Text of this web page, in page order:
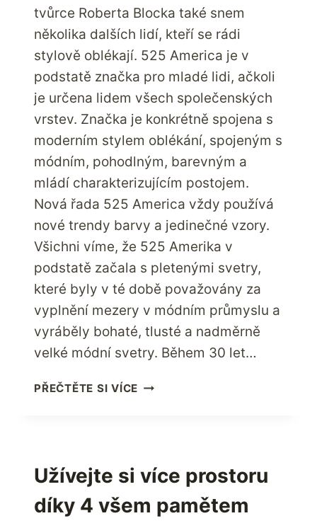
tvůrce Roberta Blocka také snem
několika dalších lidí, kteří se rádi
stylově oblékají. 525 America je v
podstatě značka pro mladé lidi, ačkoli
je určena lidem všech společenských
vrstev. Značka je konkrétně spojena s
moderním stylem oblékání, spojeným s
módním, pohodlným, barevným a
mládí charakterizujícím postojem.
Nová řada 525 America vždy používá
nové trendy barvy a jedinečné vzory.
Všichni víme, že 525 Amerika v
podstatě začala s pletenými svetry,
které byly v té době považovány za
vyplnění mezery v módním průmyslu a
vyráběly bohaté, tlusté a nadměrně
velké módní svetry. Během 30 let…
PŘEČTĚTE SI VÍCE VYCHUTNEJTE
LIFESTYLE
S
525
AMERICA
Užívejte si více prostoru
díky 4 všem pamětem